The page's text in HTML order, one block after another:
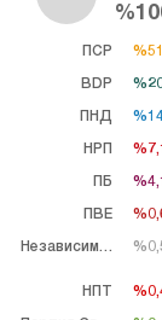
ПСР
BDP
ПНД
НРП
ПБ
ПВЕ
Независимый
НПТ